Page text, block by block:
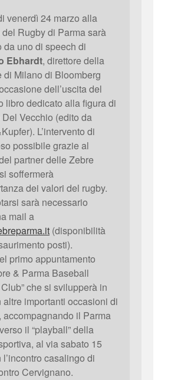
venerdì 24 marzo alla
Rugby di Parma sarà
da uno di speech di
Ebhardt, direttore della
di Milano di Bloomberg
dell’uscita del
libro dedicato alla figura di
Vecchio (edito da
L’intervento di
possibile grazie al
partner delle Zebre
soffermerà
dei valori del rugby.
sarà necessario
mail a
(disponibilità
posti).
primo appuntamento
& Parma Baseball
che si svilupperà in
altre importanti occasioni di
accompagnando il Parma
il “playball” della
al via sabato 15
casalingo di
Cervignano.